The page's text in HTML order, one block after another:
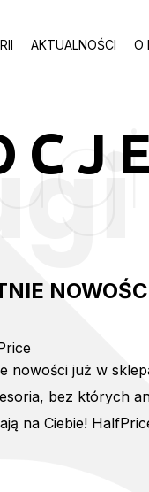
AKTUALNOŚCI O
nowości już w
bez których
na Ciebie!